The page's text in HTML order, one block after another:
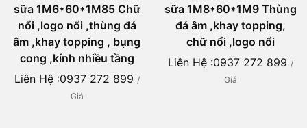
sữa 1M6*60*1M85 Chữ
nổi ,logo nổi ,thùng đá
âm ,khay topping , bụng
cong ,kính nhiều tầng
Liên Hệ :0937 272 899 /
Giá
sữa 1M8*60*1M9 Thùng
đá âm ,khay topping,
chữ nổi ,logo nổi
Liên Hệ :0937 272 899 /
Giá